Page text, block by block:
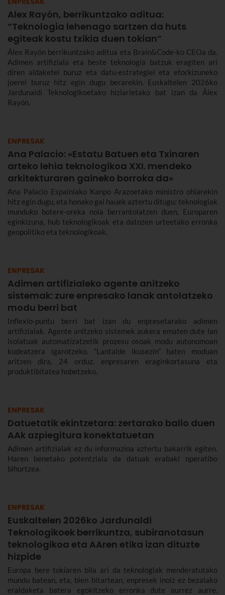
Alex Rayón, berrikuntzako aditua:
“Teknologia lehenago sartzen da huts
egiteak kostu txikia duen tokian”
Álex Rayón berrikuntzako aditua eta Brain&Code-ko CEOa da.
Adimen artifiziala eta beste teknologia batzuk eragiten ari
diren aldaketei buruz eta datu-estrategiei eta etorkizuneko
joerei buruz hitz egin dugu berarekin. Euskaltelen 2026ko
Jardunaldi Teknologikoetako hizlarietako bat izan da Álex
Rayón.
ENPRESAK
Ana Palacio: «Estatu Batuen eta Txinaren
arteko lehia teknologikoa XXI. mendeko
arkitekturaren gaineko borroka da»
Ana Palacio Espainiako Kanpo Arazoetako ministro ohiarekin
hitz egin dugu, eta honako gai hauek aztertu ditugu: teknologiak
munduko botere-oreka nola berrantolatzen duen, Europaren
eginkizuna, hub teknologikoak eta datozen urteetako erronka
geopolitiko eta teknologikoak.
ENPRESAK
Adimen artifizialeko agente anitzeko
sistemak: zure enpresako lanak antolatzeko
modu berri bat
Inflexio-puntu berri bat izan du enpresetarako adimen
artifizialak. Agente anitzeko sistemek aukera ematen dute lan
isolatuak automatizatzetik prozesu osoak modu autonomoan
kudeatzera igarotzeko. “Lantalde ikusezin” baten moduan
aritzen dira, 24 orduz, enpresaren eraginkortasuna eta
produktibitatea hobetzeko.
ENPRESAK
Datuetatik ekintzetara: zertarako balio duen
AAk azpiegitura konektatuetan
Adimen artifizialak ez du informazioa aztertu bakarrik egiten.
Haren benetako potentziala da datuak erabaki operatibo
bihurtzea.
ENPRESAK
Euskaltelen 2026ko Jardunaldi
Teknologikoek berrikuntza, subiranotasun
teknologikoa eta AAren etika izan dituzte
hizpide
Europa bere tokiaren bila ari da teknologiak menderatutako
mundu batean, eta, bien bitartean, enpresek inoiz ez bezalako
eraldaketa batera egokitzeko erronka dute aurrez aurre.